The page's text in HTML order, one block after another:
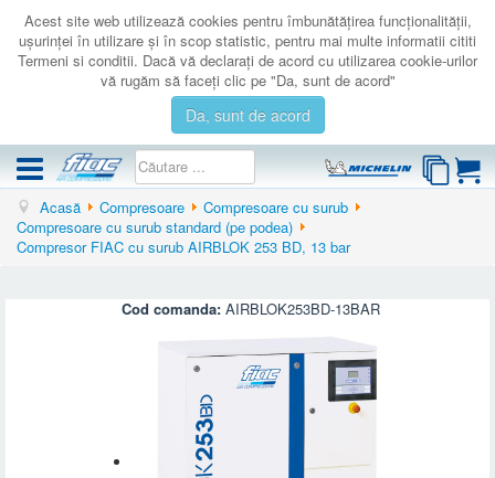
Acest site web utilizează cookies pentru îmbunătăţirea funcţionalităţii,
uşurinţei în utilizare şi în scop statistic, pentru mai multe informatii cititi
Termeni si conditii. Dacă vă declaraţi de acord cu utilizarea cookie-urilor
vă rugăm să faceţi clic pe "Da, sunt de acord"
Da, sunt de acord
COMPRESOARE
ACCESORII
AUTENTIFICARE
Acasă Compresoare
Compresoare cu surub
Compresoare cu surub standard (pe podea)
Compresor FIAC cu surub AIRBLOK 253 BD, 13 bar
Cod comanda: AIRBLOK253BD-13BAR